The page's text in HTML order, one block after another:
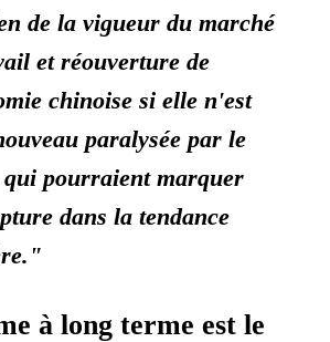
de la vigueur du marché
et réouverture de
chinoise si elle n'est
paralysée par le
pourraient marquer
dans la tendance
à long terme est le